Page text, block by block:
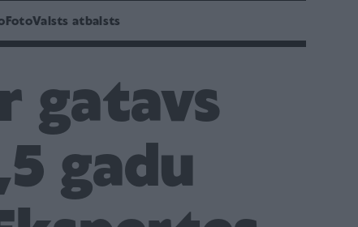
FotoValsts atbalsts
gatavs
gadu